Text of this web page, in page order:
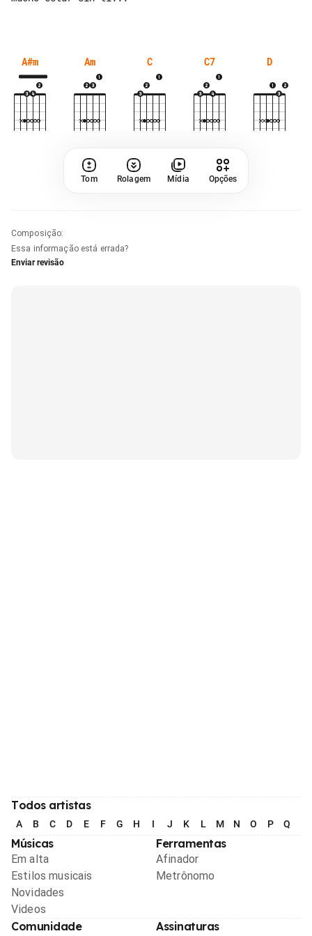
A#m Am C C7 D
Tom Rolagem Mídia Opções
Composição:
Essa informação está errada?
Enviar revisão
Todos artistas
A B C D E F G H I J K L M N O P Q
Músicas
Em alta
Estilos musicais
Novidades
Videos
Ferramentas
Afinador
Metrônomo
Comunidade Assinaturas